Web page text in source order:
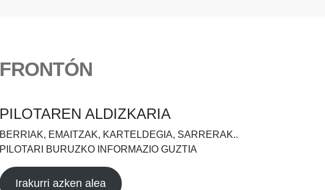
FRONTÓN
PILOTAREN ALDIZKARIA
BERRIAK, EMAITZAK, KARTELDEGIA, SARRERAK..
PILOTARI BURUZKO INFORMAZIO GUZTIA
Irakurri azken alea